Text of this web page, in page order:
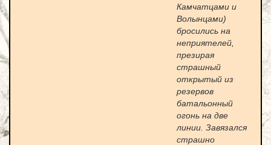
Камчатцами и
Волынцами)
бросились на
неприятелей,
презирая
страшный
открытый из
резервов
батальонный
огонь на две
линии. Завязался
страшно